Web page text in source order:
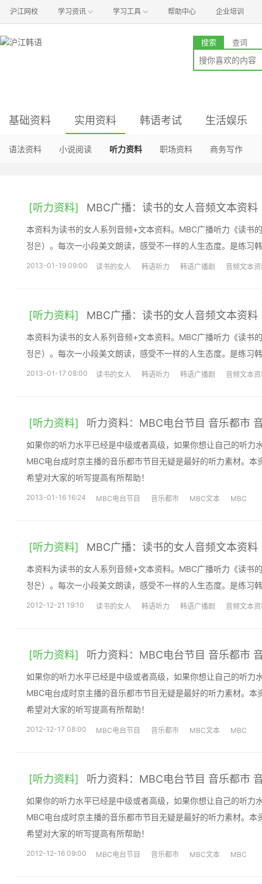
沪江网校 学习资讯 学习工具 帮助中心 企业培训
搜索 查词
基础资料 实用资料 韩语考试 生活娱乐
语音资料 入门资料 常用工具 词汇资料
语法资料 小说阅读 听力资料 职场资料 商务写作
资讯与经验 真题与解析 初级备考 中级备考 高级备考
影视资料 音乐资料 时尚资料 旅游资料 文化资料
新闻汇总 哇！沪江 口语资料
[听力资料] MBC广播：读书的女人音频文本资料
本资料为读书的女人系列音频+文本资料。MBC广播听力《读书
정은）。每次一小段美文朗读，感受不一样的人生态度。是练习
2013-01-19 09:00 读书的女人 韩语听力 韩语广播剧 音频文本
[听力资料] MBC广播：读书的女人音频文本资料
本资料为读书的女人系列音频+文本资料。MBC广播听力《读书
정은）。每次一小段美文朗读，感受不一样的人生态度。是练习
2013-01-17 08:00 读书的女人 韩语听力 韩语广播剧 音频文本
[听力资料] 听力资料：MBC电台节目 音乐都市
如果你的听力水平已经是中级或者高级，如果你想让自己的听力
MBC电台成时京主播的音乐都市节目无疑是最好的听力素材。本
希望对大家的听写提高有所帮助！
2013-01-16 16:24 MBC电台节目 音乐都市 MBC文本 MBC
[听力资料] MBC广播：读书的女人音频文本资料
本资料为读书的女人系列音频+文本资料。MBC广播听力《读书
정은）。每次一小段美文朗读，感受不一样的人生态度。是练习
2012-12-21 19:10 读书的女人 韩语听力 韩语广播剧 音频文本
[听力资料] 听力资料：MBC电台节目 音乐都市
如果你的听力水平已经是中级或者高级，如果你想让自己的听力
MBC电台成时京主播的音乐都市节目无疑是最好的听力素材。本
希望对大家的听写提高有所帮助！
2012-12-17 08:00 MBC电台节目 音乐都市 MBC文本 MBC
[听力资料] 听力资料：MBC电台节目 音乐都市
如果你的听力水平已经是中级或者高级，如果你想让自己的听力
MBC电台成时京主播的音乐都市节目无疑是最好的听力素材。本
希望对大家的听写提高有所帮助！
2012-12-16 09:00 MBC电台节目 音乐都市 MBC文本 MBC